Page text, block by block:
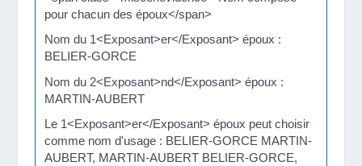
pour chacun des époux</span>
Nom du 1<Exposant>er</Exposant> époux :
BELIER-GORCE
Nom du 2<Exposant>nd</Exposant> époux :
MARTIN-AUBERT
Le 1<Exposant>er</Exposant> époux peut choisir
comme nom d'usage : BELIER-GORCE MARTIN-
AUBERT, MARTIN-AUBERT BELIER-GORCE,